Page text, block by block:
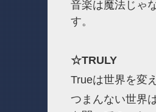
音楽は魔法じゃ
す。
☆TRULY
Trueは世界を変
つまんない世界